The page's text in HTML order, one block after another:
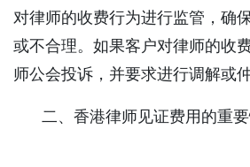
对律师的收费行为进行监管，确
或不合理。如果客户对律师的收
师公会投诉，并要求进行调解或仲
二、香港律师见证费用的重